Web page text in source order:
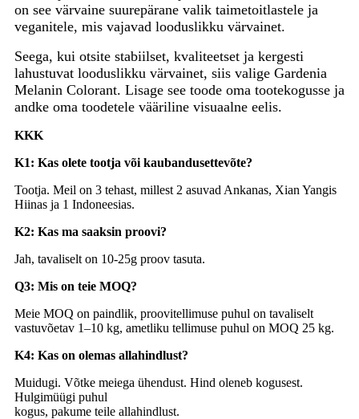
on see värvaine suurepärane valik taimetoitlastele ja
veganitele, mis vajavad looduslikku värvainet.
Seega, kui otsite stabiilset, kvaliteetset ja kergesti
lahustuvat looduslikku värvainet, siis valige Gardenia
Melanin Colorant. Lisage see toode oma tootekogusse ja
andke oma toodetele vääriline visuaalne eelis.
KKK
K1: Kas olete tootja või kaubandusettevõte?
Tootja. Meil ​​on 3 tehast, millest 2 asuvad Ankanas, Xian Yangis
Hiinas ja 1 Indoneesias.
K2: Kas ma saaksin proovi?
Jah, tavaliselt on 10-25g proov tasuta.
Q3: Mis on teie MOQ?
Meie MOQ on paindlik, proovitellimuse puhul on tavaliselt
vastuvõetav 1–10 kg, ametliku tellimuse puhul on MOQ 25 kg.
K4: Kas on olemas allahindlust?
Muidugi. Võtke meiega ühendust. Hind oleneb kogusest.
Hulgimüügi puhul
kogus, pakume teile allahindlust.